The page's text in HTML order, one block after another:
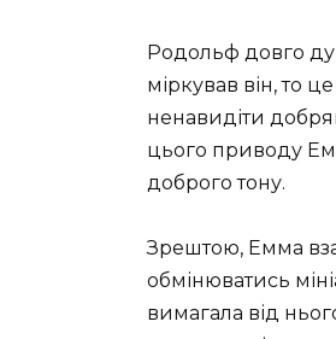
Родольф довго
міркував він, то
ненавидіти
цього приводу
доброго тону.
Зрештою, Емма
обмінюватись
вимагала від